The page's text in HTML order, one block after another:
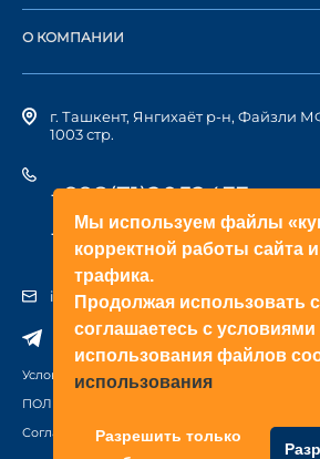
Мы используем файлы
корректной работы сайта
трафика.
Продолжая использовать
соглашаетесь с условиями
использования файлов
использования
Разрешить только
Стать дилером
Вход в ЛК
О КОМПАНИИ
История компании
г. Ташкент, Янгихаёт р-н, Файзли
1003 стр.
+998(71)2052433
+998(71)2052422
info@doorhan.uz
Условия использования сайта
ПОЛИТИКА КОНФИДЕНЦИАЛЬНОСТИ
Соглашение на обработку персональных